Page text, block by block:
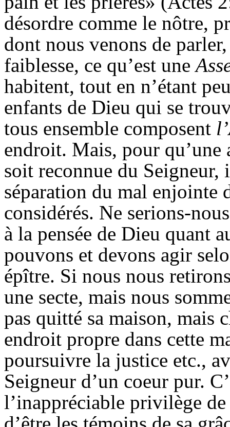
désordre comme le nôtre,
dont nous venons de
faiblesse, ce qu’est une
habitent, tout en n’étant
enfants de Dieu qui se
tous ensemble composent
endroit. Mais, pour qu’une
soit reconnue du
séparation du mal enjointe
considérés. Ne serions-
à la pensée de Dieu quant
pouvons et devons agir
épître. Si nous nous
une secte, mais nous
pas quitté sa maison, mais
endroit propre dans cette
poursuivre la justice etc.,
Seigneur d’un coeur pur.
l’inappréciable privilège